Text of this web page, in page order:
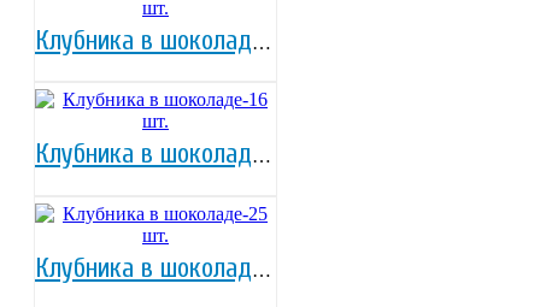
Клубника в шоколаде-12 шт.
Клубника в шоколаде-16 шт.
Клубника в шоколаде-25 шт.